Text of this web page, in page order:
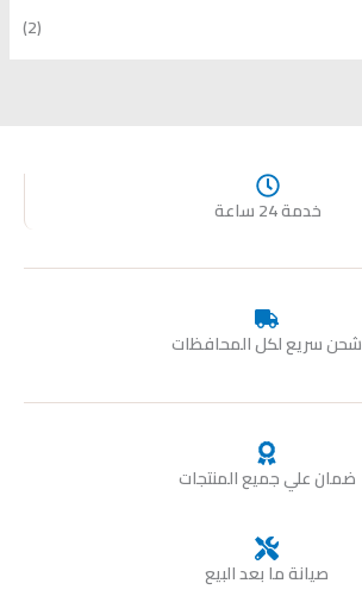
(2)
خدمة 24 ساعة
شحن سريع لكل المحافظات
ضمان علي جميع المنتجات
صيانة ما بعد البيع